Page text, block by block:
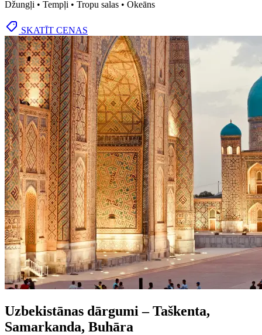
Džungļi • Tempļi • Tropu salas • Okeāns
SKATĪT CENAS
Uzbekistānas dārgumi – Taškenta,
Samarkanda, Buhāra